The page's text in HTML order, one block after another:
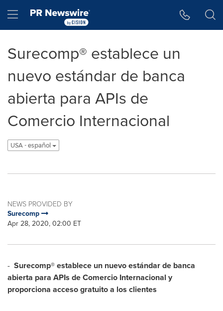
Hamburger menu
Surecomp® establece un
nuevo estándar de banca
abierta para APIs de
Comercio Internacional
USA - español
NEWS PROVIDED BY
Surecomp
Apr 28, 2020, 02:00 ET
- Surecomp® establece un nuevo estándar de banca
abierta para APIs de Comercio Internacional y
proporciona acceso gratuito a los clientes